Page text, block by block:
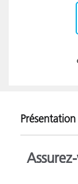
Présentation